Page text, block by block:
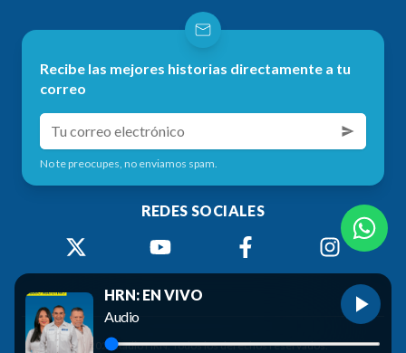
Recibe las mejores historias directamente a tu
correo
No te preocupes, no enviamos spam.
REDES SOCIALES
2026 Radio HRN. Todos los derechos reservados.
HRN: EN VIVO
Audio